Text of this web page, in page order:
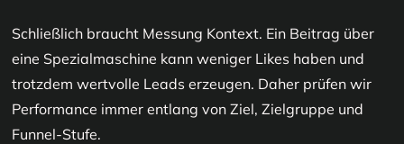
Schließlich braucht Messung Kontext. Ein Beitrag über
eine Spezialmaschine kann weniger Likes haben und
trotzdem wertvolle Leads erzeugen. Daher prüfen wir
Performance immer entlang von Ziel, Zielgruppe und
Funnel-Stufe.